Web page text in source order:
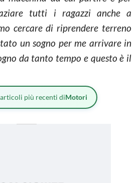
tutti i ragazzi anche a
cercare di riprendere terreno
un sogno per me arrivare in
da tanto tempo e questo è il
più recenti diMotori